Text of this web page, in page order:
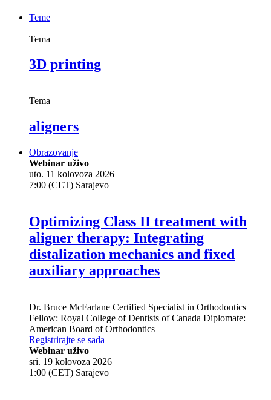
Teme
Tema
3D printing
Tema
aligners
Obrazovanje
Webinar uživo
uto. 11 kolovoza 2026
7:00 (CET) Sarajevo
Optimizing Class II treatment with
aligner therapy: Integrating
distalization mechanics and fixed
auxiliary approaches
Dr. Bruce McFarlane Certified Specialist in Orthodontics
Fellow: Royal College of Dentists of Canada Diplomate:
American Board of Orthodontics
Registrirajte se sada
Webinar uživo
sri. 19 kolovoza 2026
1:00 (CET) Sarajevo